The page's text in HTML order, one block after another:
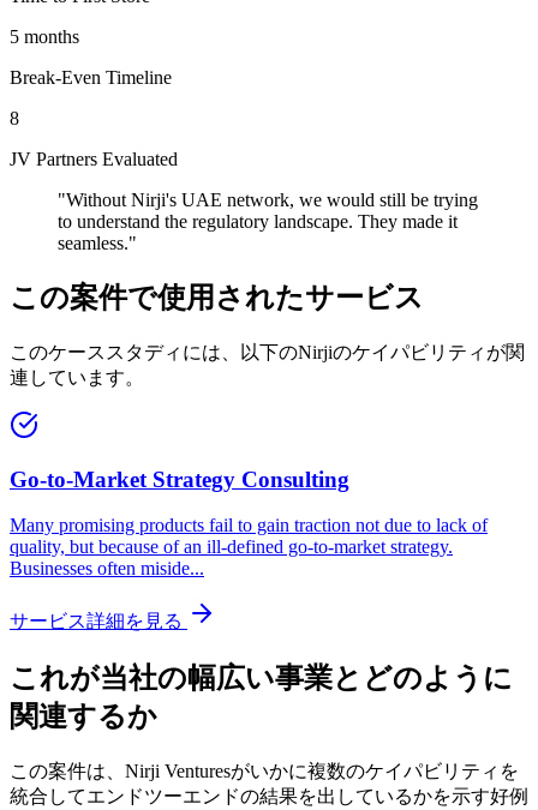
5 months
Break-Even Timeline
8
JV Partners Evaluated
"Without Nirji's UAE network, we would still be trying
to understand the regulatory landscape. They made it
seamless."
この案件で使用されたサービス
このケーススタディには、以下のNirjiのケイパビリティが関
連しています。
Go-to-Market Strategy Consulting
Many promising products fail to gain traction not due to lack of
quality, but because of an ill-defined go-to-market strategy.
Businesses often miside...
サービス詳細を見る
これが当社の幅広い事業とどのように
関連するか
この案件は、Nirji Venturesがいかに複数のケイパビリティを
統合してエンドツーエンドの結果を出しているかを示す好例